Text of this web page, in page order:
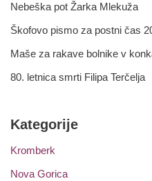
Nebeška pot Žarka Mlekuža
Škofovo pismo za postni čas
Maše za rakave bolnike v
80. letnica smrti Filipa Terčelja
Kategorije
Kromberk
Nova Gorica